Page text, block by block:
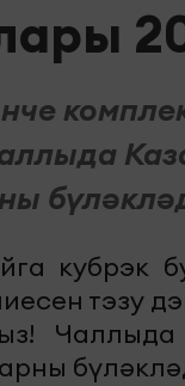
кубрэк
тэзу